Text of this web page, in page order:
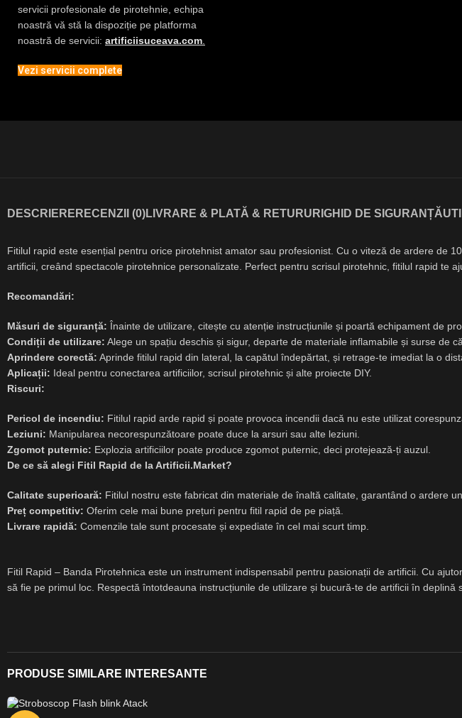
servicii profesionale de pirotehnie, echipa
noastră vă stă la dispoziție pe platforma
noastră de servicii: artificiisuceava.com
Vezi servicii complete
DESCRIERE RECENZII (0)LIVRARE & PLATĂ & RETURURI GHID DE SIGURANȚĂ
Fitilul rapid este esențial pentru orice pirotehnist amator sau profesionist. Cu o viteză de ardere de
artificii, creând spectacole pirotehnice personalizate. Perfect pentru scrisul pirotehnic, fitilul rapid te
Recomandări:
Măsuri de siguranță: Înainte de utilizare, citește cu atenție instrucțiunile și poartă echipament de
Condiții de utilizare: Alege un spațiu deschis și sigur, departe de materiale inflamabile și surse de
Aprindere corectă: Aprinde fitilul rapid din lateral, la capătul îndepărtat, și retrage-te imediat la o
Aplicații: Ideal pentru conectarea artificiilor, scrisul pirotehnic și alte proiecte DIY.
Riscuri:
Pericol de incendiu: Fitilul rapid arde rapid și poate provoca incendii dacă nu este utilizat
Leziuni: Manipularea necorespunzătoare poate duce la arsuri sau alte leziuni.
Zgomot puternic: Explozia artificiilor poate produce zgomot puternic, deci protejează-ți auzul.
De ce să alegi Fitil Rapid de la Artificii.Market?
Calitate superioară: Fitilul nostru este fabricat din materiale de înaltă calitate, garantând o ardere
Preț competitiv: Oferim cele mai bune prețuri pentru fitil rapid de pe piață.
Livrare rapidă: Comenzile tale sunt procesate și expediate în cel mai scurt timp.
Fitil Rapid – Banda Pirotehnica este un instrument indispensabil pentru pasionații de artificii. Cu
să fie pe primul loc. Respectă întotdeauna instrucțiunile de utilizare și bucură-te de artificii în deplină
PRODUSE SIMILARE INTERESANTE